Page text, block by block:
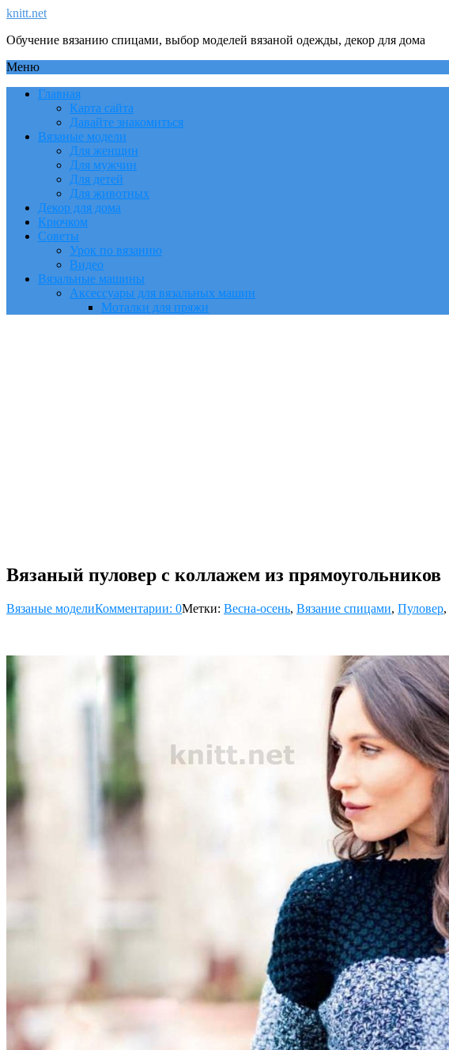
knitt.net
Обучение вязанию спицами, выбор моделей вязаной одежды, декор для дома
Меню
Главная
Карта сайта
Давайте знакомиться
Вязаные модели
Для женщин
Для мужчин
Для детей
Для животных
Декор для дома
Крючком
Советы
Урок по вязанию
Видео
Вязальные машины
Аксессуары для вязальных машин
Моталки для пряжи
Вязаный пуловер с коллажем из прямоугольников
Вязаные моделиКомментарии: 0Метки: Весна-осень, Вязание спицами, Пуловер,